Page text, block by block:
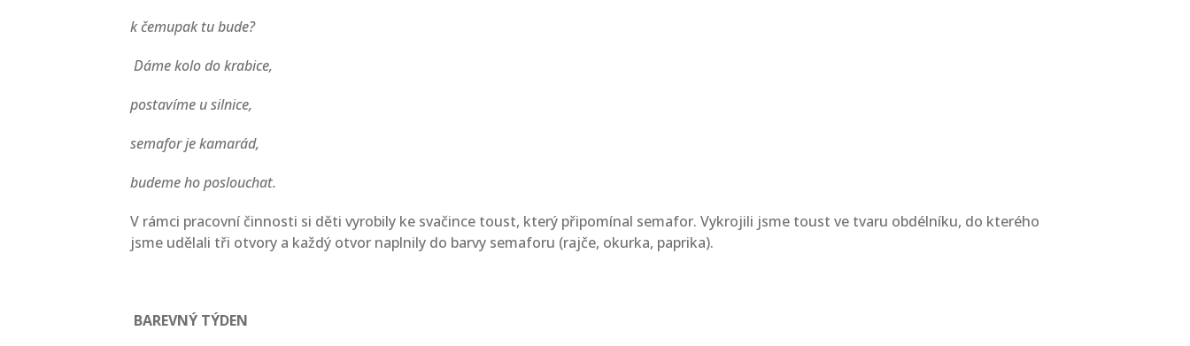
k čemupak tu bude?
Dáme kolo do krabice,
postavíme u silnice,
semafor je kamarád,
budeme ho poslouchat.
V rámci pracovní činnosti si děti vyrobily ke svačince toust, který připomínal semafor. Vykrojili jsme toust ve tvaru obdélníku, do kterého
jsme udělali tři otvory a každý otvor naplnily do barvy semaforu (rajče, okurka, paprika).
BAREVNÝ TÝDEN